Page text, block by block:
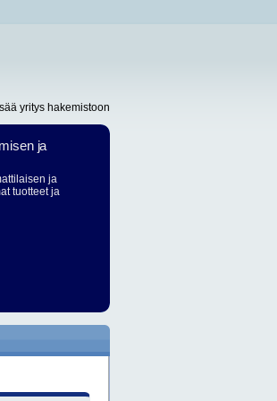
yritys hakemistoon
ja
ja
tuotteet ja